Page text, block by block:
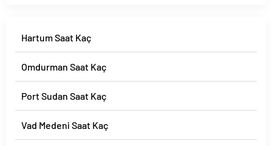
Hartum Saat Kaç
Omdurman Saat Kaç
Port Sudan Saat Kaç
Vad Medeni Saat Kaç